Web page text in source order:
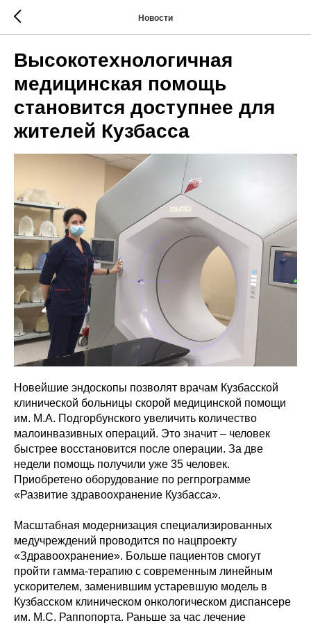
Новости
Высокотехнологичная
медицинская помощь
становится доступнее для
жителей Кузбасса
Новейшие эндоскопы позволят врачам Кузбасской
клинической больницы скорой медицинской помощи
им. М.А. Подгорбунского увеличить количество
малоинвазивных операций. Это значит – человек
быстрее восстановится после операции. За две
недели помощь получили уже 35 человек.
Приобретено оборудование по регпрограмме
«Развитие здравоохранение Кузбасса».
Масштабная модернизация специализированных
медучреждений проводится по нацпроекту
«Здравоохранение». Больше пациентов смогут
пройти гамма-терапию с современным линейным
ускорителем, заменившим устаревшую модель в
Кузбасском клиническом онкологическом диспансере
им. М.С. Раппопорта. Раньше за час лечение